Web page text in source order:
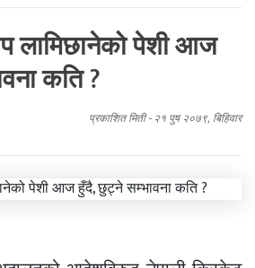
लामिछानेको पेशी आज
कति ?
प्रकाशित मिती - २१ पुष २०७९, बिहिवार